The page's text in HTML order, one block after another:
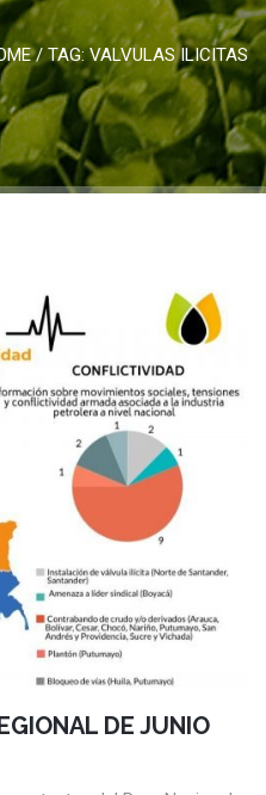
/ TAG:VALVULAS ILICITAS
DE JUNIO